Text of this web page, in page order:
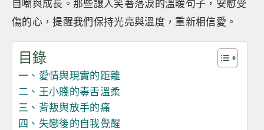
自嘲與成長。那些讓人笑著落淚的溫暖句子，安慰受
傷的心，提醒我們保持光亮與溫度，重新相信愛。
目錄
一、愛情與現實的距離
二、王小賤的毒舌溫柔
三、背叛與放手的痛
四、失戀後的自我覺醒